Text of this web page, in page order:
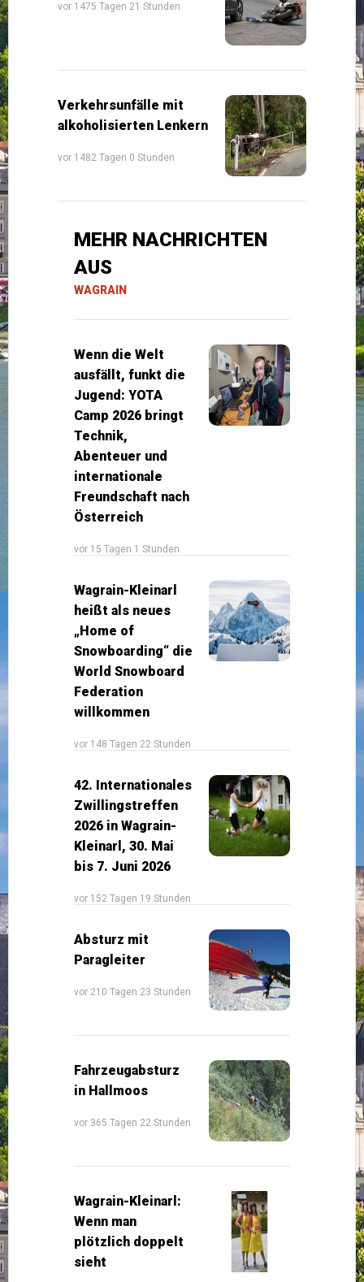
vor 1475 Tagen 21 Stunden
Verkehrsunfälle mit
alkoholisierten Lenkern
vor 1482 Tagen 0 Stunden
MEHR NACHRICHTEN
AUS
WAGRAIN
Wenn die Welt
ausfällt, funkt die
Jugend: YOTA
Camp 2026 bringt
Technik,
Abenteuer und
internationale
Freundschaft nach
Österreich
vor 15 Tagen 1 Stunden
Wagrain-Kleinarl
heißt als neues
„Home of
Snowboarding“ die
World Snowboard
Federation
willkommen
vor 148 Tagen 22 Stunden
42. Internationales
Zwillingstreffen
2026 in Wagrain-
Kleinarl, 30. Mai
bis 7. Juni 2026
vor 152 Tagen 19 Stunden
Absturz mit
Paragleiter
vor 210 Tagen 23 Stunden
Fahrzeugabsturz
in Hallmoos
vor 365 Tagen 22 Stunden
Wagrain-Kleinarl:
Wenn man
plötzlich doppelt
sieht